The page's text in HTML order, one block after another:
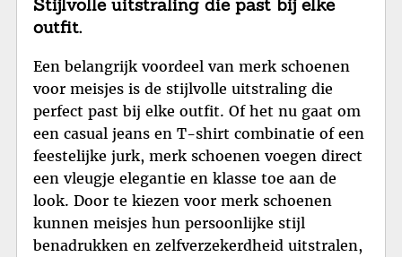
Stijlvolle uitstraling die past bij elke
outfit.
Een belangrijk voordeel van merk schoenen
voor meisjes is de stijlvolle uitstraling die
perfect past bij elke outfit. Of het nu gaat om
een casual jeans en T-shirt combinatie of een
feestelijke jurk, merk schoenen voegen direct
een vleugje elegantie en klasse toe aan de
look. Door te kiezen voor merk schoenen
kunnen meisjes hun persoonlijke stijl
benadrukken en zelfverzekerdheid uitstralen,